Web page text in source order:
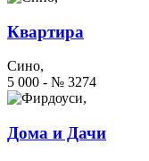
Квартира
Сино,
5 000 - № 3274
Дома и Дачи